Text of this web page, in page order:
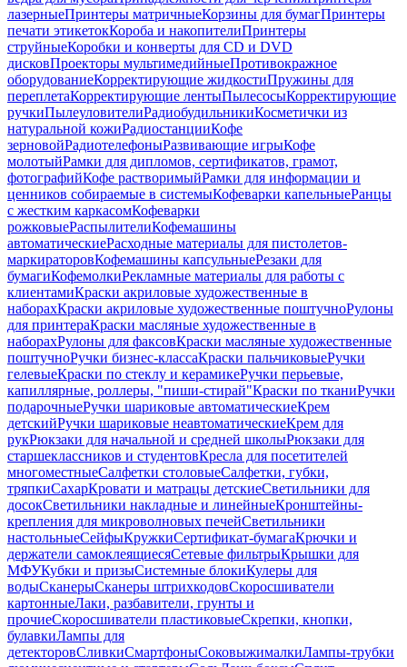
лазерныеПринтеры матричныеКорзины для бумагПринтеры
печати этикетокКороба и накопителиПринтеры
струйныеКоробки и конверты для CD и DVD
дисковПроекторы мультимедийныеПротивокражное
оборудованиеКорректирующие жидкостиПружины для
переплетаКорректирующие лентыПылесосыКорректирующие
ручкиПылеуловителиРадиобудильникиКосметички из
натуральной кожиРадиостанцииКофе
зерновойРадиотелефоныРазвивающие игрыКофе
молотыйРамки для дипломов, сертификатов, грамот,
фотографийКофе растворимыйРамки для информации и
ценников собираемые в системыКофеварки капельныеРанцы
с жестким каркасомКофеварки
рожковыеРаспылителиКофемашины
автоматическиеРасходные материалы для пистолетов-
маркираторовКофемашины капсульныеРезаки для
бумагиКофемолкиРекламные материалы для работы с
клиентамиКраски акриловые художественные в
наборахКраски акриловые художественные поштучноРулоны
для принтераКраски масляные художественные в
наборахРулоны для факсовКраски масляные художественные
поштучноРучки бизнес-классаКраски пальчиковыеРучки
гелевыеКраски по стеклу и керамикеРучки перьевые,
капиллярные, роллеры, "пиши-стирай"Краски по тканиРучки
подарочныеРучки шариковые автоматическиеКрем
детскийРучки шариковые неавтоматическиеКрем для
рукРюкзаки для начальной и средней школыРюкзаки для
старшеклассников и студентовКресла для посетителей
многоместныеСалфетки столовыеСалфетки, губки,
тряпкиСахарКровати и матрацы детскиеСветильники для
досокСветильники накладные и линейныеКронштейны-
крепления для микроволновых печейСветильники
настольныеСейфыКружкиСертификат-бумагаКрючки и
держатели самоклеящиесяСетевые фильтрыКрышки для
МФУКубки и призыСистемные блокиКулеры для
водыСканерыСканеры штрихкодовСкоросшиватели
картонныеЛаки, разбавители, грунты и
прочиеСкоросшиватели пластиковыеСкрепки, кнопки,
булавкиЛампы для
детекторовСливкиСмартфоныСоковыжималкиЛампы-трубки